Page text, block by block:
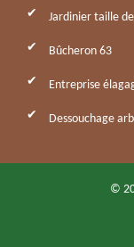
Jardinier taille
Bûcheron 63
Entreprise
Dessouchage
©